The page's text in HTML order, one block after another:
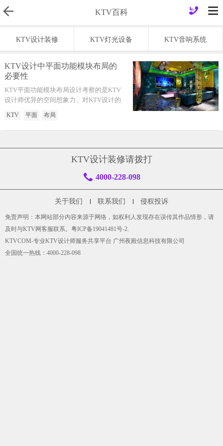
KTV百科
KTV设计装修 KTV灯光设备 KTV音响系统
KTV设计中平面功能模块布局的
必要性
KTV平面功能模块布局设计考察的是KTV
设计师优异的空间想象力、对KTV设计的
KTV 平面 布局
KTV设计装修请拨打
4000-228-098
关于我们 联系我们 侵权投诉
免责声明：本网站部分内容来源于网络，如权利人发现存在误传其作品情形，请
及时与KTV网客服联系。 粤ICP备19041481号-2.
KTVCOM-专业KTV设计师服务共享平台 广州夜殿信息科技有限公司
全国统一热线：4000-228-098